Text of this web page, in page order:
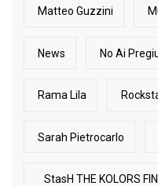
Matteo Guzzini
News No Ai
Rama Lila
Sarah Pietrocarlo
StasH THE KOLORS